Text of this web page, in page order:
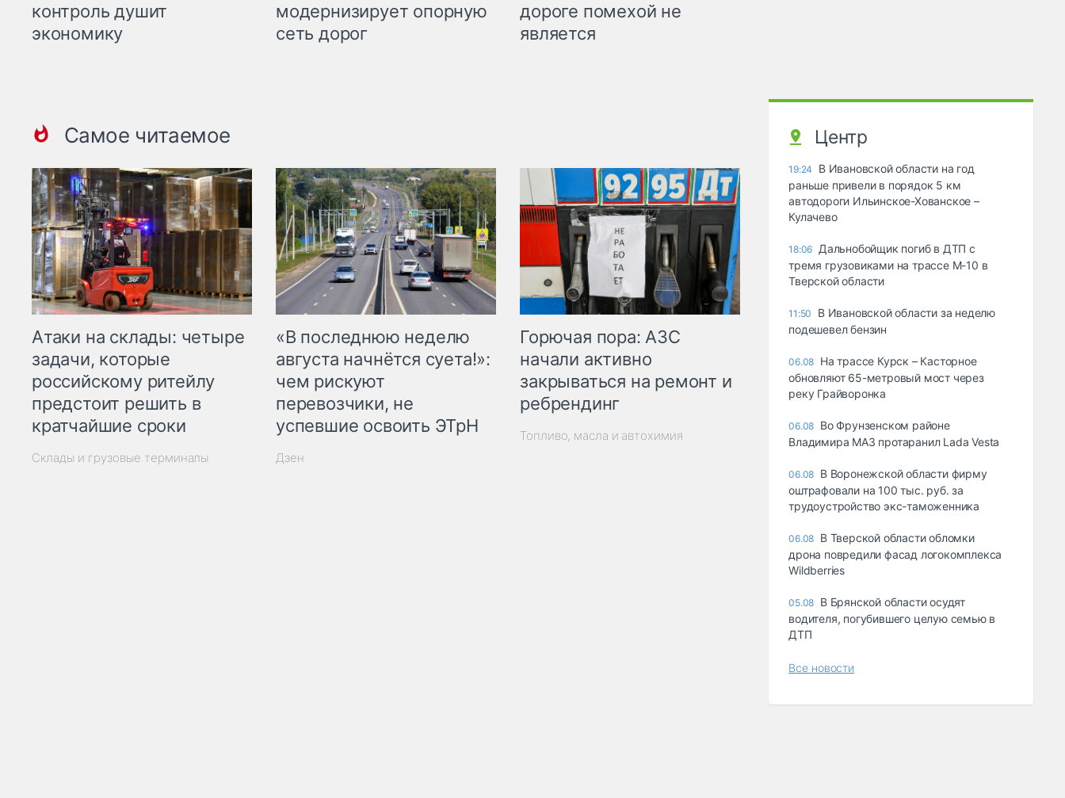
контроль душит
экономику
модернизирует опорную
сеть дорог
дороге помехой не
является
Самое читаемое
Атаки на склады: четыре
задачи, которые
российскому ритейлу
предстоит решить в
кратчайшие сроки
Склады и грузовые терминалы
«В последнюю неделю
августа начнётся суета!»:
чем рискуют
перевозчики, не
успевшие освоить ЭТрН
Дзен
Горючая пора: АЗС
начали активно
закрываться на ремонт и
ребрендинг
Топливо, масла и автохимия
Центр
19:24
В Ивановской области на год
раньше привели в порядок 5 км
автодороги Ильинское-Хованское –
Кулачево
18:06 Дальнобойщик погиб в ДТП с
тремя грузовиками на трассе М-10 в
Тверской области
11:50
В Ивановской области за неделю
подешевел бензин
06.08 На трассе Курск – Касторное
обновляют 65-метровый мост через
реку Грайворонка
06.08 Во Фрунзенском районе
Владимира МАЗ протаранил Lada Vesta
06.08 В Воронежской области фирму
оштрафовали на 100 тыс. руб. за
трудоустройство экс-таможенника
06.08 В Тверской области обломки
дрона повредили фасад логокомплекса
Wildberries
05.08 В Брянской области осудят
водителя, погубившего целую семью в
ДТП
Все новости